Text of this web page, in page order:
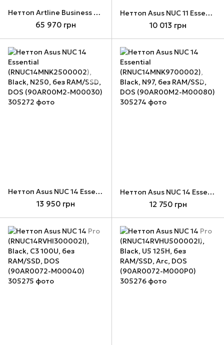
Неттоп Artline Business B12, Black/Grey, i7-1370P, 32Gb, 1Tb, Xe, WiFi, Win11P (B12v40Win)
65 970 грн
Неттоп Asus NUC 11 Essential Kit NUC11ATKPE, Black, N6005, WiFi, DOS (90AB1ATK-MB1100)
10 013 грн
Неттоп Asus NUC 14 Essential (RNUC14MNK2500002), Black, N250, без RAM/SSD, DOS (90AR00M2-M00030)
13 950 грн
Неттоп Asus NUC 14 Essential (RNUC14MNK9700002), Black, N97, без RAM/SSD, DOS (90AR00M2-M00080)
12 750 грн